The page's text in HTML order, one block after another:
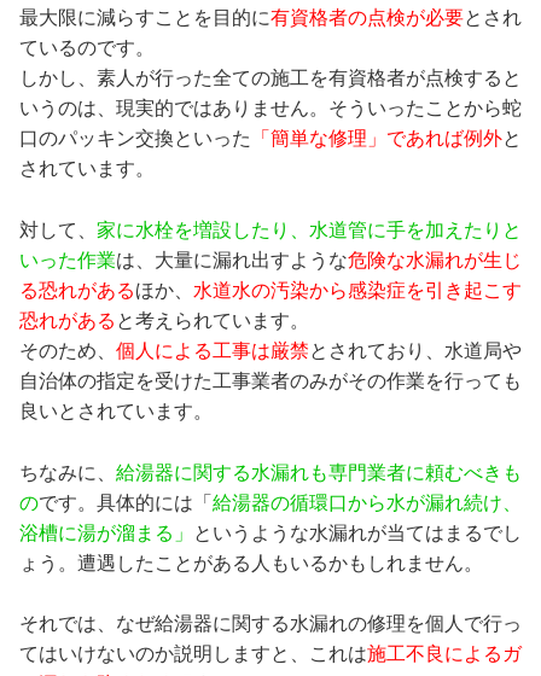
最大限に減らすことを目的に有資格者の点検が必要とされ
ているのです。
しかし、素人が行った全ての施工を有資格者が点検すると
いうのは、現実的ではありません。そういったことから蛇
口のパッキン交換といった
「簡単な修理」であれば例外と
されています。
対して、 家に水栓を増設したり、水道管に手を加えたりと
いった作業は、大量に漏れ出すような危険な水漏れが生じ
る恐れがあるほか、 水道水の汚染から感染症を引き起こす
恐れがある と考えられています。
そのため、 個人による工事は厳禁とされており、水道局や
自治体の指定を受けた工事業者のみがその作業を行っても
良いとされています。
ちなみに、 給湯器に関する水漏れも専門業者に頼むべきも
のです。具体的には「 給湯器の循環口から水が漏れ続け、
浴槽に湯が溜まる」
というような水漏れが当てはまるでし
ょう。遭遇したことがある人もいるかもしれません。
それでは、なぜ給湯器に関する水漏れの修理を個人で行っ
てはいけないのか説明しますと、これは施工不良によるガ